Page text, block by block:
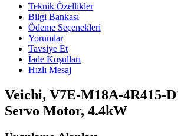
Teknik Özellikler
Bilgi Bankası
Ödeme Seçenekleri
Yorumlar
Tavsiye Et
İade Koşulları
Hızlı Mesaj
Veichi, V7E-M18A-4R415-
Servo Motor, 4.4kW